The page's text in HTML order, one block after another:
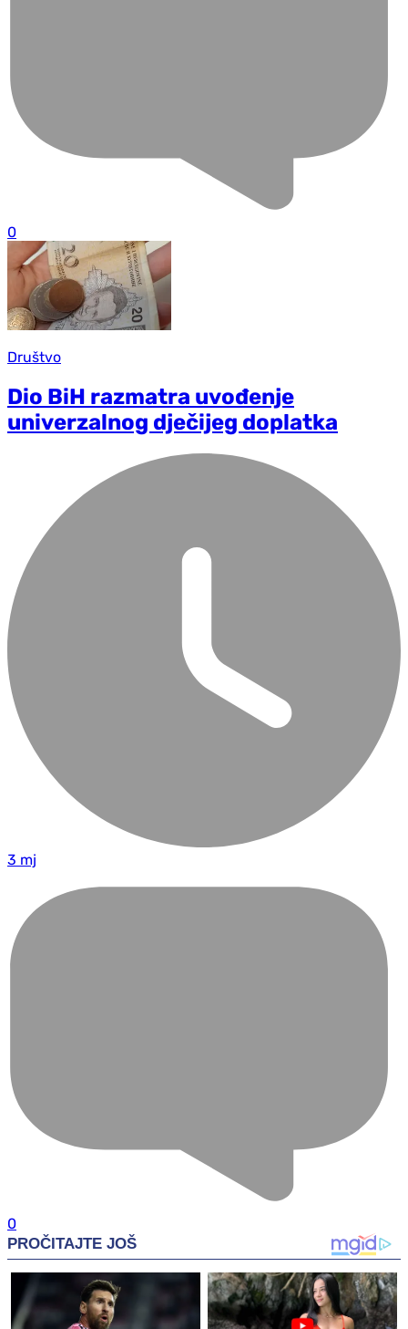
0
Društvo
Dio BiH razmatra uvođenje
univerzalnog dječijeg doplatka
3 mj
0